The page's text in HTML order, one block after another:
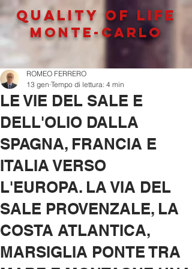
QUALITY OF LIFe
MONTE-CARLO
LE VIE DEL SALE E
DELL'OLIO DALLA
SPAGNA, FRANCIA E
ITALIA VERSO
L'EUROPA. LA VIA DEL
SALE PROVENZALE, LA
COSTA ATLANTICA,
MARSIGLIA PONTE TRA
ROMEO FERRERO
13 gen Tempo di lettura: 4 min